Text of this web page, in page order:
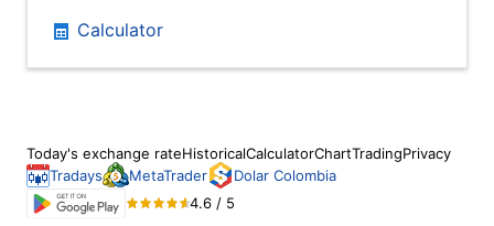
Calculator
Today's exchange rateHistoricalCalculatorChartTradingPrivacy
Tradays
MetaTrader
Dolar Colombia
4.6 / 5